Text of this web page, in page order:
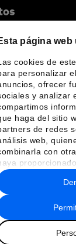
página
cookies de
personalizar
ofrecer
y analizar
haga del sitio
de redes
web,
con
a partir
de sus
el Foro
idiomas
privacidad y
Sitemap
Foro